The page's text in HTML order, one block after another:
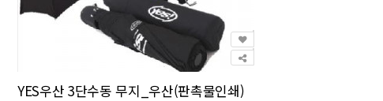
YES우산 3단수동 무지_우산(판촉물인쇄)